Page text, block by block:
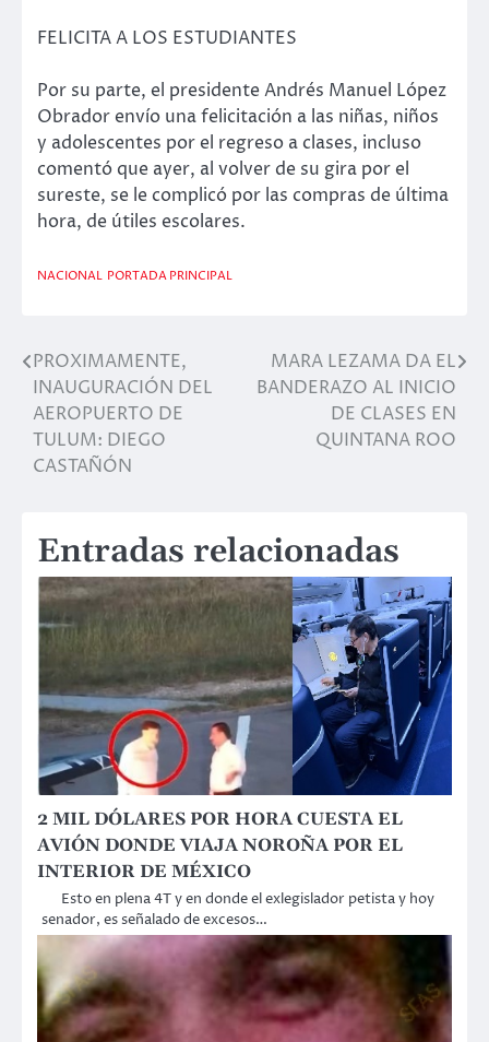
FELICITA A LOS ESTUDIANTES
Por su parte, el presidente Andrés Manuel López
Obrador envío una felicitación a las niñas, niños
y adolescentes por el regreso a clases, incluso
comentó que ayer, al volver de su gira por el
sureste, se le complicó por las compras de última
hora, de útiles escolares.
NACIONAL PORTADA PRINCIPAL
Navegación
de
entradas
PROXIMAMENTE,
INAUGURACIÓN DEL
AEROPUERTO DE
TULUM: DIEGO
CASTAÑÓN
MARA LEZAMA DA EL
BANDERAZO AL INICIO
DE CLASES EN
QUINTANA ROO
Entradas relacionadas
2 MIL DÓLARES POR HORA CUESTA EL
AVIÓN DONDE VIAJA NOROÑA POR EL
INTERIOR DE MÉXICO
Esto en plena 4T y en donde el exlegislador petista y hoy
senador, es señalado de excesos…